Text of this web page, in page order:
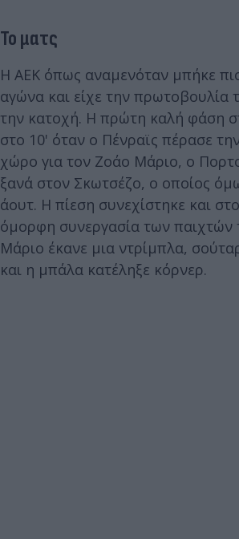
Το ματς
Η ΑΕΚ όπως αναμενόταν μπήκε
αγώνα και είχε την πρωτοβουλία
την κατοχή. Η πρώτη καλή φάση
στο 10' όταν ο Πένραϊς πέρασε
χώρο για τον Ζοάο Μάριο, ο
ξανά στον Σκωτσέζο, ο οποίος
άουτ. Η πίεση συνεχίστηκε και
όμορφη συνεργασία των παιχτών
Μάριο έκανε μια ντρίμπλα,
και η μπάλα κατέληξε κόρνερ.